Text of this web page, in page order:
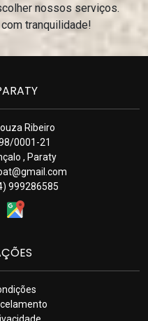
nossos serviços.
tranquilidade!
Ribeiro
0001-21
, Paraty
999286585